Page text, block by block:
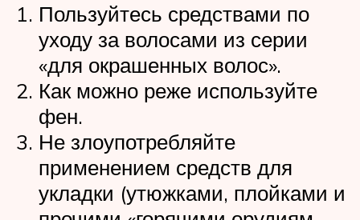
Пользуйтесь средствами по
уходу за волосами из серии
«для окрашенных волос».
Как можно реже используйте
фен.
Не злоупотребляйте
применением средств для
укладки (утюжками, плойками и